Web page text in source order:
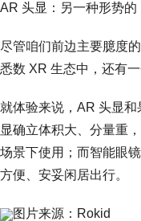
AR 头显：另一种形势的
尽管咱们前边主要臆度
悉数 XR 生态中，还有
就体验来说，AR 头显
显确立体积大、分量重
场景下使用；而智能眼
方便、安妥闲居出行。
图片来源：Rokid